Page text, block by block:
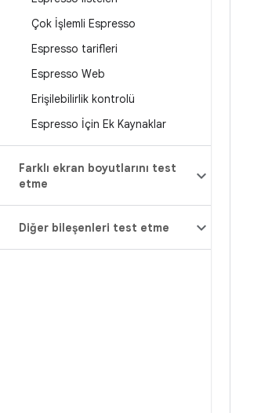
Çok İşlemli Espresso
Espresso tarifleri
Espresso Web
Erişilebilirlik kontrolü
Espresso İçin Ek Kaynaklar
Farklı ekran boyutlarını test
etme
Diğer bileşenleri test etme